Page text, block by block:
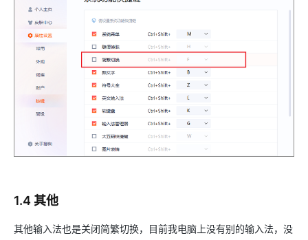
1.4 其他
其他输入法也是关闭简繁切换，目前我电脑上没有别的输入法，没